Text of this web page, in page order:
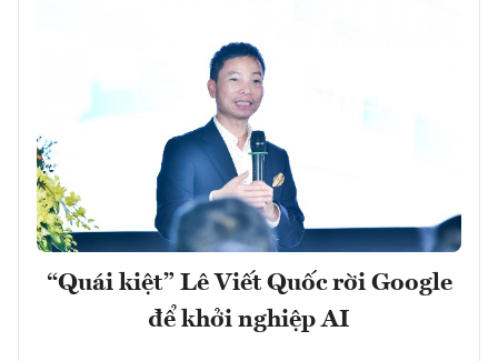
“Quái kiệt” Lê Viết Quốc rời Google
để khởi nghiệp AI